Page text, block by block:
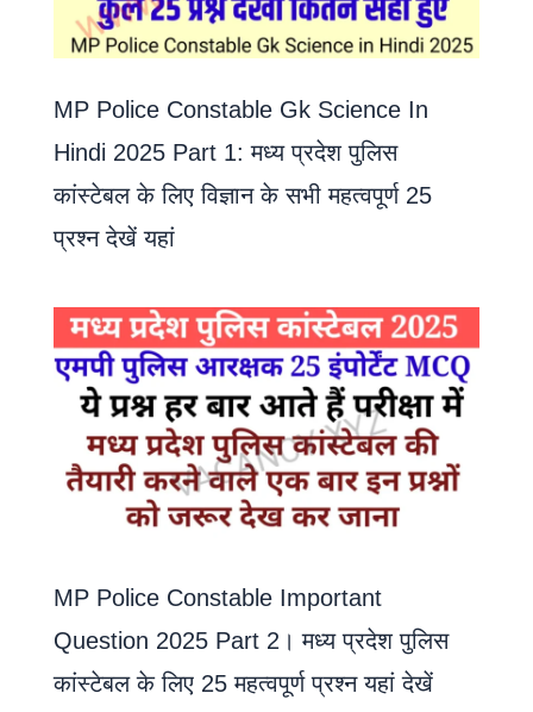
MP Police Constable Gk Science In
Hindi 2025 Part 1: मध्य प्रदेश पुलिस
कांस्टेबल के लिए विज्ञान के सभी महत्वपूर्ण 25
प्रश्न देखें यहां
MP Police Constable Important
Question 2025 Part 2। मध्य प्रदेश पुलिस
कांस्टेबल के लिए 25 महत्वपूर्ण प्रश्न यहां देखें